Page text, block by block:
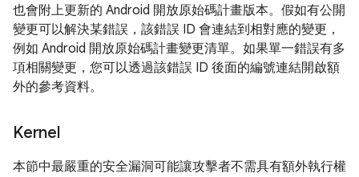
也會附上更新的 Android 開放原始碼計畫版本。假如有公開
變更可以解決某錯誤，該錯誤 ID 會連結到相對應的變更，
例如 Android 開放原始碼計畫變更清單。如果單一錯誤有多
項相關變更，您可以透過該錯誤 ID 後面的編號連結開啟額
外的參考資料。
Kernel
本節中最嚴重的安全漏洞可能讓攻擊者不需具有額外執行權